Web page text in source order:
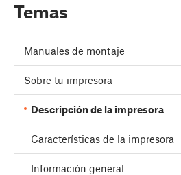
Temas
Manuales de montaje
Sobre tu impresora
Descripción de la impresora
Características de la impresora
Información general